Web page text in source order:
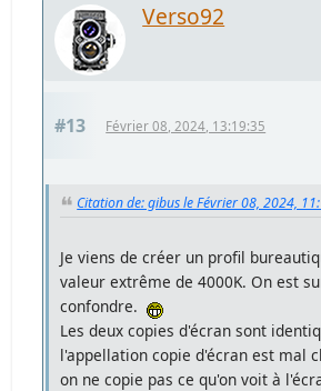
Verso92
#13 Février 08, 2024, 13:19:35
Citation de: gibus le Février 08, 2024,
Je viens de créer un profil
valeur extrême de 4000K. On est
confondre.
Les deux copies d'écran sont
l'appellation copie d'écran est mal
on ne copie pas ce qu'on voit à